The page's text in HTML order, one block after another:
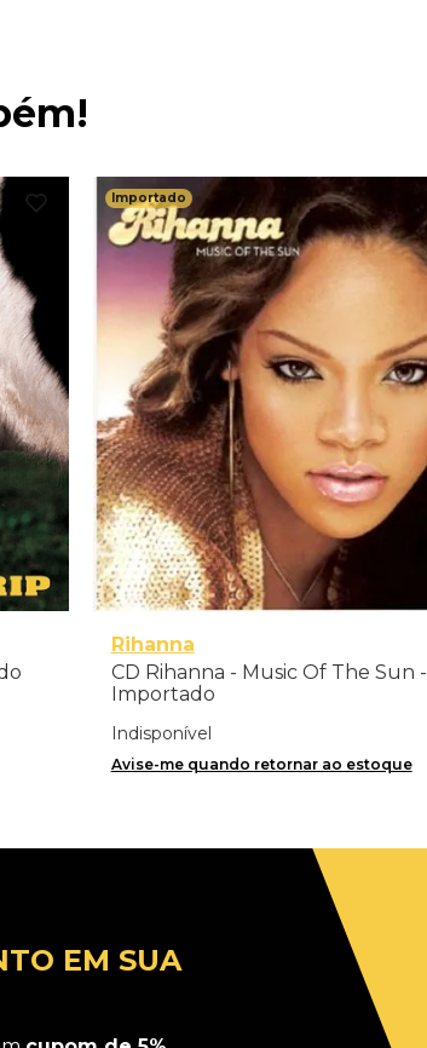
Importado
Rihanna
CD Rihanna - Music Of The Sun -
Importado
Indisponível
Avise-me quando retornar ao estoque
EM SUA